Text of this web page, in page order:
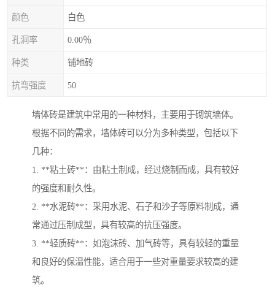
颜色 白色
孔洞率 0.00％
种类 铺地砖
抗弯强度 50
墙体砖是建筑中常用的一种材料，主要用于砌筑墙体。
根据不同的需求，墙体砖可以分为多种类型，包括以下
几种：
1. **粘土砖**：由粘土制成，经过烧制而成，具有较好
的强度和耐久性。
2. **水泥砖**：采用水泥、石子和沙子等原料制成，通
常通过压制成型，具有较高的抗压强度。
3. **轻质砖**：如泡沫砖、加气砖等，具有较轻的重量
和良好的保温性能，适合用于一些对重量要求较高的建
筑。